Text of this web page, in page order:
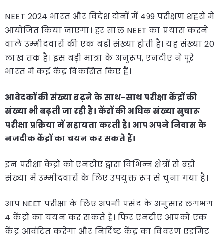
NEET 2024 भारत और विदेश दोनों में 499 परीक्षण शहरों में
आयोजित किया जाएगा। हर साल NEET का प्रयास करने
वाले उम्मीदवारों की एक बड़ी संख्या होती है। यह संख्या 20
लाख तक है। इस बड़ी मात्रा के अनुरूप, एनटीए ने पूरे
भारत में कई केंद्र विकसित किए हैं।
आवेदकों की संख्या बढ़ने के साथ-साथ परीक्षा केंद्रों की
संख्या भी बढ़ती जा रही है। केंद्रों की अधिक संख्या सुचारू
परीक्षा प्रक्रिया में सहायता करती है। आप अपने निवास के
नजदीक केंद्रों का चयन कर सकते हैं।
इन परीक्षा केंद्रों को एनटीए द्वारा विभिन्न क्षेत्रों से बड़ी
संख्या में उम्मीदवारों के लिए उपयुक्त रूप से चुना गया है।
आप NEET परीक्षा के लिए अपनी पसंद के अनुसार लगभग
4 केंद्रों का चयन कर सकते हैं। फिर एनटीए आपको एक
केंद्र आवंटित करेगा और निर्दिष्ट केंद्र का विवरण एडमिट